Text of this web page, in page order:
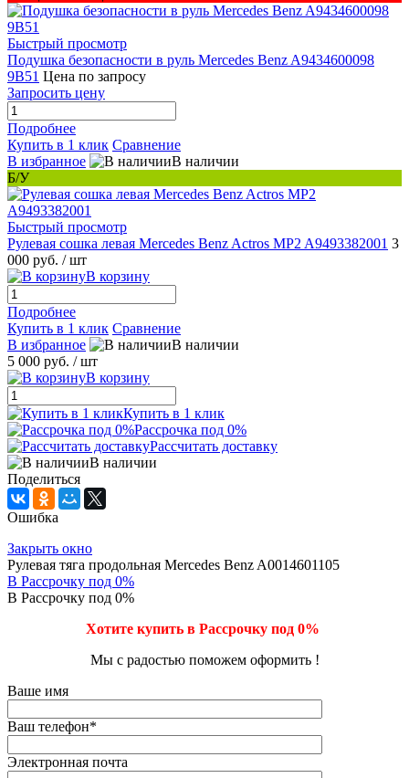
Быстрый просмотр
Подушка безопасности в руль Mercedes Benz A9434600098
9B51 Цена по запросу
Запросить цену
Подробнее
Купить в 1 клик Сравнение
В избранное
В наличии
Б/У
Быстрый просмотр
Рулевая сошка левая Mercedes Benz Actros MP2 A9493382001 3
000 руб. / шт
В корзину
Подробнее
Купить в 1 клик Сравнение
В избранное
В наличии
5 000 руб. / шт
В корзину
Купить в 1 клик
Рассрочка под 0%
Рассчитать доставку
В наличии
Поделиться
Ошибка
Закрыть окно
Рулевая тяга продольная Mercedes Benz A0014601105
В Рассрочку под 0%
В Рассрочку под 0%
Хотите купить в Рассрочку под 0%
Мы с радостью поможем оформить !
Ваше имя
Ваш телефон*
Электронная почта